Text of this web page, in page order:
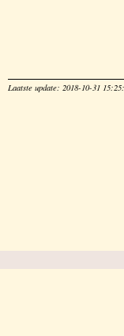
Laatste update: 2018-10-31